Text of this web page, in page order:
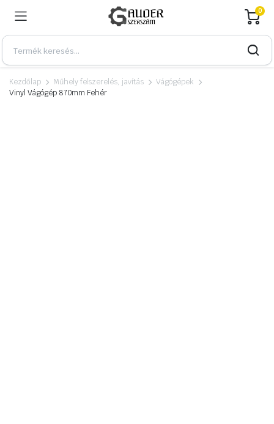
0
Kezdőlap Műhely felszerelés, javítás
Vágógépek
Vinyl Vágógép 870mm Fehér